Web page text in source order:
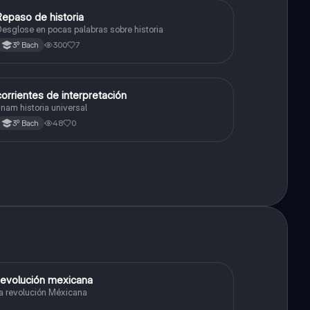
Historia universal contemporánea
de historia
en pocas palabras sobre historia
3º Bach 300 7
Historia universal contemporánea
de interpretación
historia universal
3º Bach 48 0
Historia mexicana
revolución Méxicana